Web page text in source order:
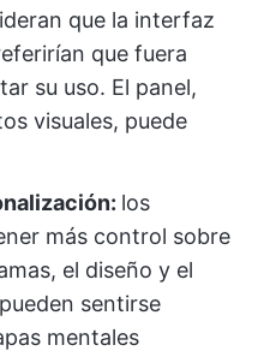
que la interfaz
que fuera
su uso. El panel,
visuales, puede
los
más control sobre
el diseño y el
sentirse
mentales